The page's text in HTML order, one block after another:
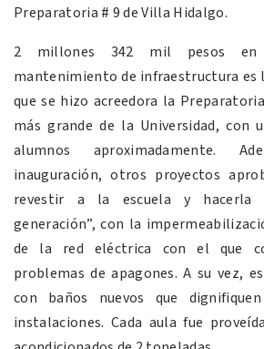
Preparatoria # 9 de Villa Hidalgo.
2 millones 342 mil pesos
mantenimiento de infraestructura es
que se hizo acreedora la
más grande de la Universidad, con
alumnos aproximadamente.
inauguración, otros proyectos
revestir a la escuela y
generación”, con la
de la red eléctrica con el que
problemas de apagones. A su vez,
con baños nuevos que
instalaciones. Cada aula fue